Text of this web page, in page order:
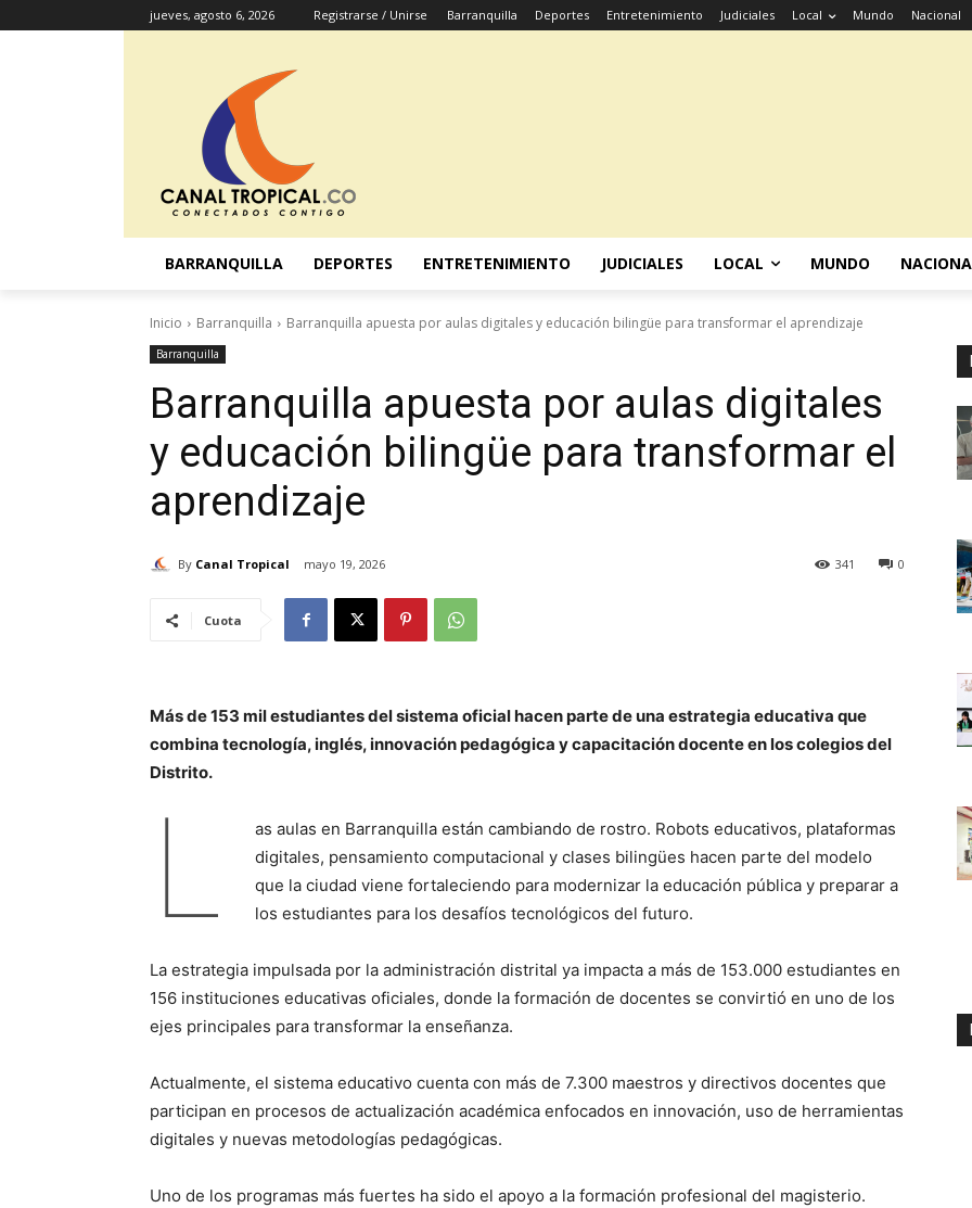
jueves, agosto 6, 2026 Registrarse / Unirse Barranquilla Deportes Entretenimiento Judiciales Local Mundo Nacional
BARRANQUILLA DEPORTES ENTRETENIMIENTO JUDICIALES LOCAL MUNDO
Inicio Barranquilla Barranquilla apuesta por aulas digitales y educación bilingüe para transformar el aprendizaje
Barranquilla
Barranquilla apuesta por aulas digitales
y educación bilingüe para transformar el
aprendizaje
By Canal Tropical mayo 19, 2026 0
341
Cuota
Más de 153 mil estudiantes del sistema oficial hacen parte de una estrategia educativa que
combina tecnología, inglés, innovación pedagógica y capacitación docente en los colegios del
Distrito.
L
as aulas en Barranquilla están cambiando de rostro. Robots educativos, plataformas
digitales, pensamiento computacional y clases bilingües hacen parte del modelo
que la ciudad viene fortaleciendo para modernizar la educación pública y preparar a
los estudiantes para los desafíos tecnológicos del futuro.
La estrategia impulsada por la administración distrital ya impacta a más de 153.000 estudiantes en
156 instituciones educativas oficiales, donde la formación de docentes se convirtió en uno de los
ejes principales para transformar la enseñanza.
Actualmente, el sistema educativo cuenta con más de 7.300 maestros y directivos docentes que
participan en procesos de actualización académica enfocados en innovación, uso de herramientas
digitales y nuevas metodologías pedagógicas.
Uno de los programas más fuertes ha sido el apoyo a la formación profesional del magisterio.